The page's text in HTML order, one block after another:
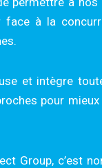
face à la
et intègre
pour
Group, c’est